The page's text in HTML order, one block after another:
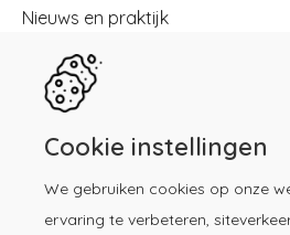
Cookie instellingen
We gebruiken cookies op onze
ervaring te verbeteren,
Nieuws en praktijk
Registreren
Kennisbibliotheek
Herregistratie
Contact